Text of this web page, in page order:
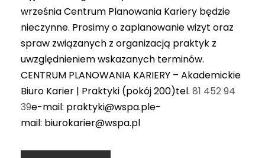
września Centrum Planowania Kariery będzie
nieczynne. Prosimy o zaplanowanie wizyt oraz
spraw związanych z organizacją praktyk z
uwzględnieniem wskazanych terminów.
CENTRUM PLANOWANIA KARIERY – Akademickie
Biuro Karier | Praktyki (pokój 200)tel. 81 452 94
39e-mail: praktyki@wspa.ple-
mail: biurokarier@wspa.pl